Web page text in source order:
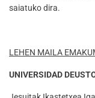
saiatuko dira.
LEHEN MAILA
UNIVERSIDAD